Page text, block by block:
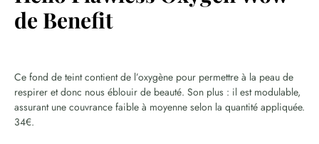
de Benefit
Ce fond de teint contient de l’oxygène pour permettre à la peau de
respirer et donc nous éblouir de beauté. Son plus : il est modulable,
assurant une couvrance faible à moyenne selon la quantité appliquée.
34€.